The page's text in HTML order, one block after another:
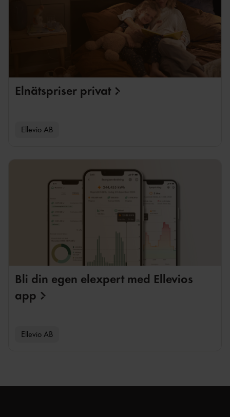
Elnätspriser privat
Ellevio AB
Bli din egen elexpert med Ellevios
app
Ellevio AB